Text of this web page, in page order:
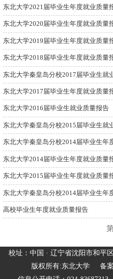
东北大学2021届毕业生年度就业质量
东北大学2020届毕业生年度就业质量
东北大学2019届毕业生年度就业质量
东北大学2018届毕业生年度就业质量
东北大学秦皇岛分校2017届毕业生就
东北大学2017届毕业生年度就业质量
东北大学2016届毕业生就业质量报告
东北大学秦皇岛分校2015届毕业生就
东北大学秦皇岛分校2014届毕业生年
东北大学2014届毕业生年度就业质量
东北大学2015届毕业生年度就业质量
东北大学秦皇岛分校2014届毕业生年
高校毕业生年度就业质量报告
校址：中国 · 辽宁省沈阳市和平
版权所有:东北大学 备案